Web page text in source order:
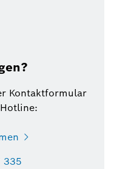
Kontaktformular
335